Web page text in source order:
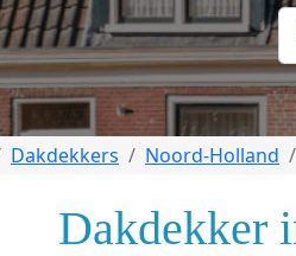
Dakdekkers Noord-Holland
Dakdekker